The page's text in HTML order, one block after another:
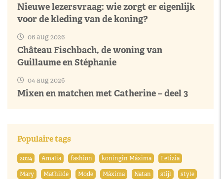
Nieuwe lezersvraag: wie zorgt er eigenlijk
voor de kleding van de koning?
06 aug 2026
Château Fischbach, de woning van
Guillaume en Stéphanie
04 aug 2026
Mixen en matchen met Catherine – deel 3
Populaire tags
2024 Amalia fashion koningin Máxima
Letizia
Mary
Mathilde Mode Máxima Natan stijl style